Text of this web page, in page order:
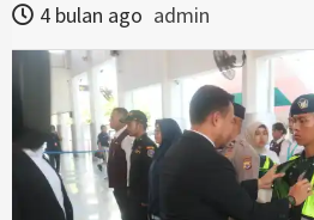
4 bulan ago admin